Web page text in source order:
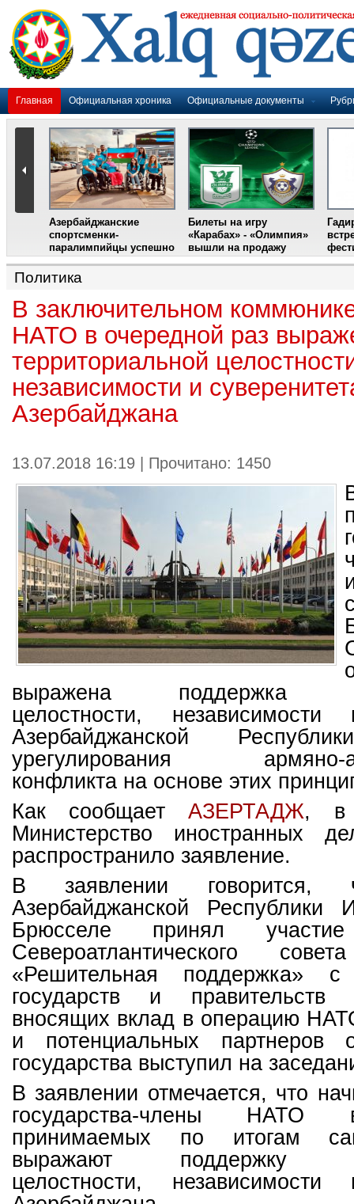
Главная Официальная хроника Официальные документы
Азербайджанские
спортсменки-
паралимпийцы успешно
выступили на III
Международном
фестивале парашютного
Билеты на игру
«Карабах» - «Олимпия»
вышли на продажу
Политика
В заключительном
НАТО в очередной раз
территориальной
независимости и
Азербайджана
13.07.2018 16:19 | Прочитано: 1450
выражена поддержка
целостности, независимости
Азербайджанской
урегулирования армяно-
конфликта на основе этих
Как сообщаетАЗЕРТАДЖ, в
Министерство иностранных
распространило заявление.
В заявлении говорится,
Азербайджанской
Брюсселе принял
Североатлантического
«Решительная поддержка»
государств и правительств
вносящих вклад в операцию
и потенциальных партнеров
государства выступил на
В заявлении отмечается, что
государства-члены НАТО
принимаемых по итогам
выражают поддержку
целостности, независимости